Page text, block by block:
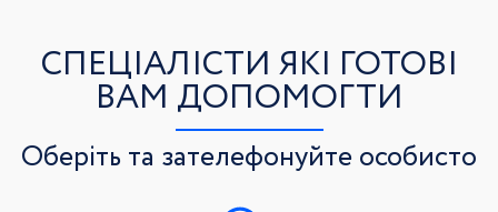
СПЕЦІАЛІСТИ ЯКІ ГОТОВІ
ВАМ ДОПОМОГТИ
Оберіть та зателефонуйте особисто